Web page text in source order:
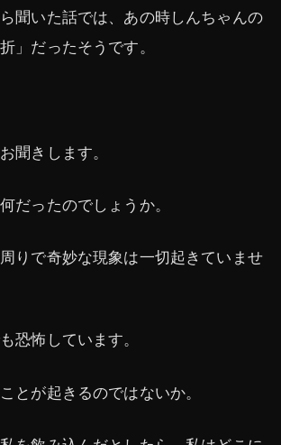
聞いた話では、あの時しんちゃんの
」だったそうです。
聞きします。
だったのでしょうか。
りで奇妙な現象は一切起きていませ
恐怖しています。
とが起きるのではないか。